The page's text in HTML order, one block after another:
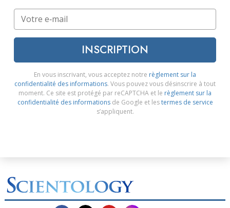
INSCRIPTION
En vous inscrivant, vous acceptez notre règlement sur la
confidentialité des informations. Vous pouvez vous désinscrire à tout
moment. Ce site est protégé par reCAPTCHA et le règlement sur la
confidentialité des informationsde Google et lestermes de service
s’appliquent.